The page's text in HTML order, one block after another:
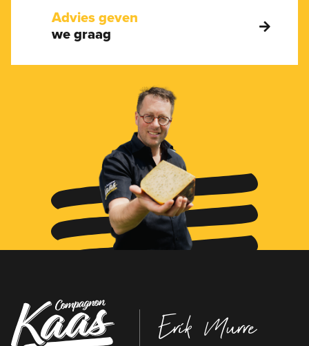
Advies geven
we graag
Erik Murre